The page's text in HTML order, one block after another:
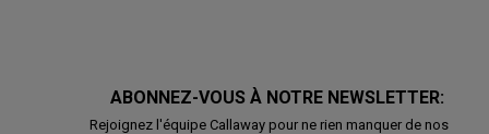
ABONNEZ-VOUS À NOTRE NEWSLETTER:
Rejoignez l'équipe Callaway pour ne rien manquer de nos